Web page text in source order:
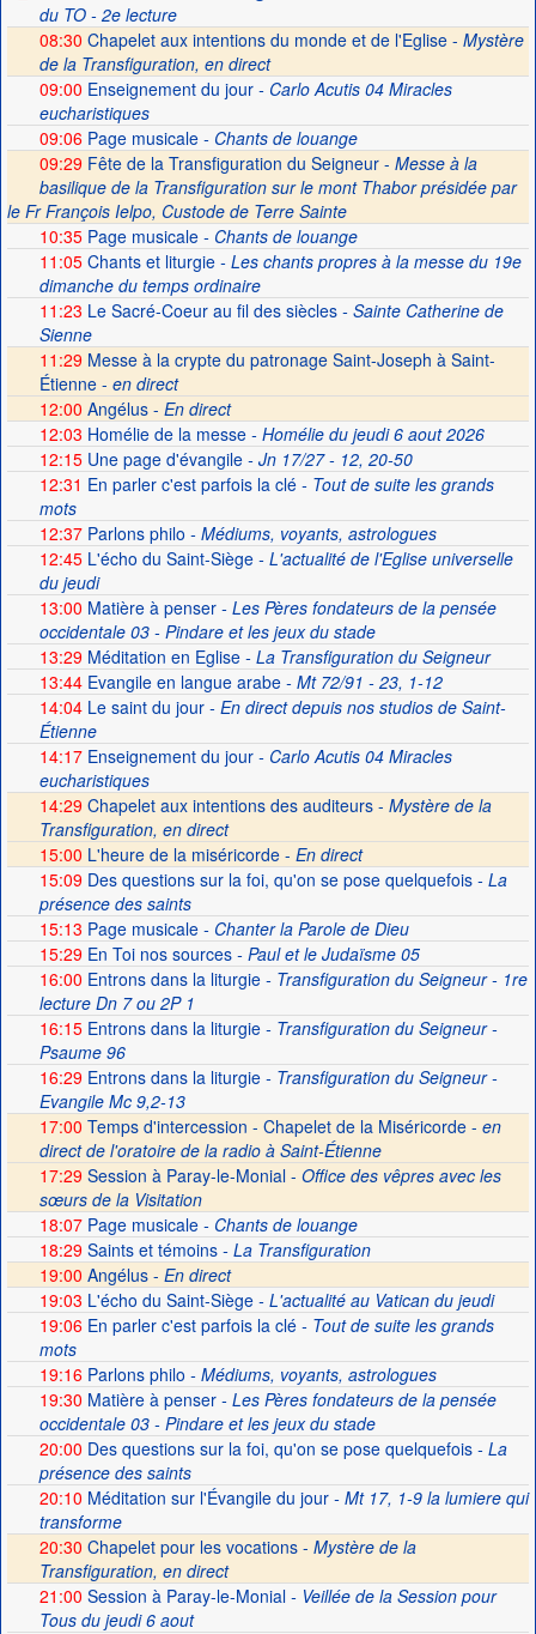
du TO - 2e lecture
08:30 Chapelet aux intentions du monde et de l'Eglise - Mystère
de la Transfiguration, en direct
09:00 Enseignement du jour- Carlo Acutis 04 Miracles
eucharistiques
09:06Page musicale- Chants de louange
09:29 Fête de la Transfiguration du Seigneur - Messe à la
basilique de la Transfiguration sur le mont Thabor présidée par
le Fr François Ielpo, Custode de Terre Sainte
10:35Page musicale- Chants de louange
11:05Chants et liturgie- Les chants propres à la messe du 19e
dimanche du temps ordinaire
11:23 Le Sacré-Coeur au fil des siècles- Sainte Catherine de
Sienne
11:29 Messe à la crypte du patronage Saint-Joseph à Saint-
Étienne - en direct
12:00 Angélus - En direct
12:03 Homélie de la messe- Homélie du jeudi 6 aout 2026
12:15Une page d'évangile- Jn 17/27 - 12, 20-50
12:31 En parler c'est parfois la clé- Tout de suite les grands
mots
12:37Parlons philo - Médiums, voyants, astrologues
12:45L'écho du Saint-Siège- L'actualité de l'Eglise universelle
du jeudi
13:00 Matière à penser- Les Pères fondateurs de la pensée
occidentale 03 - Pindare et les jeux du stade
13:29Méditation en Eglise- La Transfiguration du Seigneur
13:44Evangile en langue arabe- Mt 72/91 - 23, 1-12
14:04Le saint du jour- En direct depuis nos studios de Saint-
Étienne
14:17Enseignement du jour- Carlo Acutis 04 Miracles
eucharistiques
14:29 Chapelet aux intentions des auditeurs - Mystère de la
Transfiguration, en direct
15:00 L'heure de la miséricorde - En direct
15:09Des questions sur la foi, qu'on se pose quelquefois- La
présence des saints
15:13 Page musicale- Chanter la Parole de Dieu
15:29En Toi nos sources- Paul et le Judaïsme 05
16:00 Entrons dans la liturgie- Transfiguration du Seigneur - 1re
lecture Dn 7 ou 2P 1
16:15Entrons dans la liturgie- Transfiguration du Seigneur -
Psaume 96
16:29Entrons dans la liturgie- Transfiguration du Seigneur -
Evangile Mc 9,2-13
17:00 Temps d'intercession - Chapelet de la Miséricorde - en
direct de l'oratoire de la radio à Saint-Étienne
17:29 Session à Paray-le-Monial - Office des vêpres avec les
sœurs de la Visitation
18:07Page musicale- Chants de louange
18:29Saints et témoins- La Transfiguration
19:00 Angélus - En direct
19:03 L'écho du Saint-Siège- L'actualité au Vatican du jeudi
19:06En parler c'est parfois la clé- Tout de suite les grands
mots
19:16Parlons philo - Médiums, voyants, astrologues
19:30 Matière à penser- Les Pères fondateurs de la pensée
occidentale 03 - Pindare et les jeux du stade
20:00 Des questions sur la foi, qu'on se pose quelquefois- La
présence des saints
20:10 Méditation sur l'Évangile du jour- Mt 17, 1-9 la lumiere qui
transforme
20:30 Chapelet pour les vocations - Mystère de la
Transfiguration, en direct
21:00 Session à Paray-le-Monial- Veillée de la Session pour
Tous du jeudi 6 aout